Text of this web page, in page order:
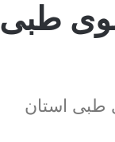
طبی
طبی استان